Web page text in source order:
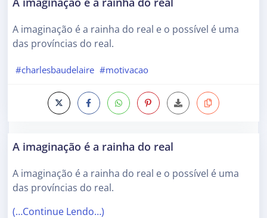
A imaginação é a rainha do real e o possível é uma
das províncias do real.
#charlesbaudelaire #motivacao
A imaginação é a rainha do real
A imaginação é a rainha do real e o possível é uma
das províncias do real.
(…Continue Lendo…)